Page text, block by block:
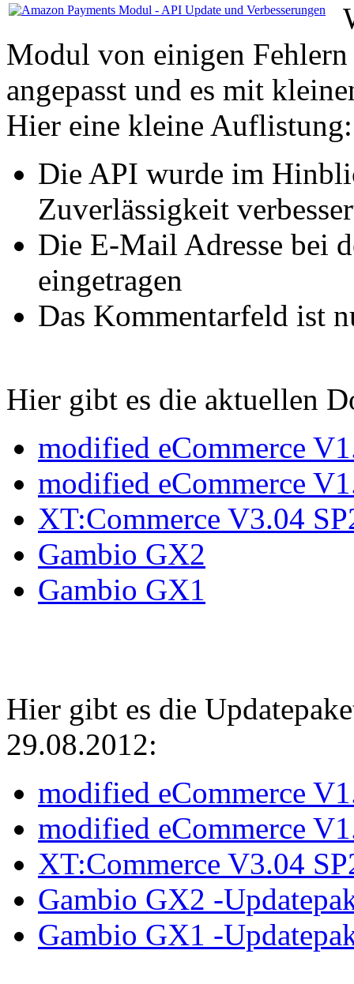
Modul von einigen
angepasst und es mit
Hier eine kleine Auflistung:
Die API wurde im
Zuverlässigkeit
Die E-Mail Adresse bei
eingetragen
Das Kommentarfeld ist
Hier gibt es die aktuellen
modified eCommerce
modified eCommerce
XT:Commerce V3.04
Gambio GX2
Gambio GX1
Hier gibt es die
29.08.2012:
modified eCommerce
modified eCommerce
XT:Commerce V3.04
Gambio GX2 -
Gambio GX1 -